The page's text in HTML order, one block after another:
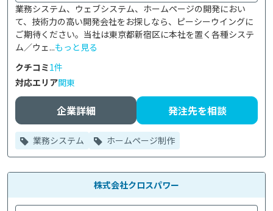
業務システム、ウェブシステム、ホームページの開発におい
て、技術力の高い開発会社をお探しなら、ピーシーウイングに
ご期待ください。当社は東京都新宿区に本社を置く各種システ
ム／ウェ...もっと見る
クチコミ1件
対応エリア関東
企業詳細 発注先を相談
業務システム ホームページ制作
株式会社クロスパワー